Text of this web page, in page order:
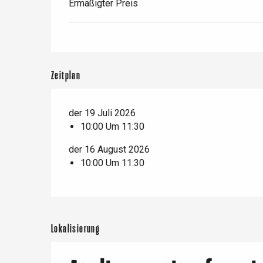
Ermäßigter Preis
Zeitplan
der 19 Juli 2026
10:00 Um 11:30
der 16 August 2026
10:00 Um 11:30
Lokalisierung